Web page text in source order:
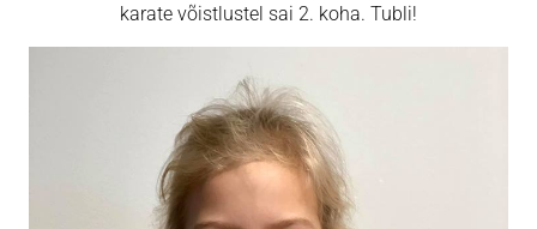
karate võistlustel sai 2. koha. Tubli!